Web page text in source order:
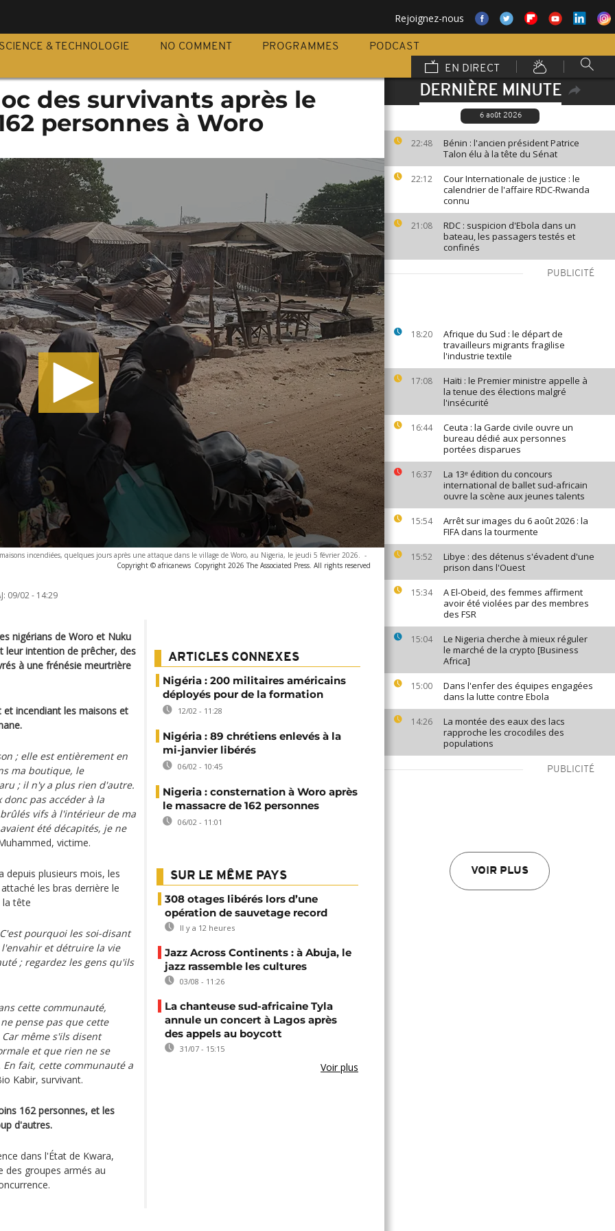
Rejoignez-nous
SCIENCE & TECHNOLOGIE NO COMMENT PROGRAMMES
PODCAST
EN DIRECT
DERNIÈRE MINUTE
6 août 2026
22:48
Bénin : l'ancien président Patrice
Talon élu à la tête du Sénat
22:12
Cour Internationale de justice : le
calendrier de l'affaire RDC-Rwanda
connu
21:08
RDC : suspicion d'Ebola dans un
bateau, les passagers testés et
confinés
PUBLICITÉ
18:20
Afrique du Sud : le départ de
travailleurs migrants fragilise
l'industrie textile
17:08
Haïti : le Premier ministre appelle à
la tenue des élections malgré
l'insécurité
16:44
Ceuta : la Garde civile ouvre un
bureau dédié aux personnes
portées disparues
16:37
La 13ᵉ édition du concours
international de ballet sud-africain
ouvre la scène aux jeunes talents
15:54
Arrêt sur images du 6 août 2026 : la
FIFA dans la tourmente
15:52
Libye : des détenus s'évadent d'une
prison dans l'Ouest
15:34
A El-Obeid, des femmes affirment
avoir été violées par des membres
des FSR
15:04
Le Nigeria cherche à mieux réguler
le marché de la crypto [Business
Africa]
15:00
Dans l'enfer des équipes engagées
dans la lutte contre Ebola
14:26
La montée des eaux des lacs
rapproche les crocodiles des
populations
PUBLICITÉ
VOIR PLUS
des survivants après le
personnes à Woro
incendiées, quelques jours après une attaque dans le village de Woro, au Nigeria, le jeudi 5 février 2026. -
Copyright © africanews Copyright 2026 The Associated Press. All rights reserved
09/02 - 14:29
nigérians de Woro et Nuku
leur intention de prêcher, des
à une frénésie meurtrière
incendiant les maisons et
; elle est entièrement en
ma boutique, le
; il n'y a plus rien d'autre.
pas accéder à la
vifs à l'intérieur de ma
été décapités, je ne
victime.
depuis plusieurs mois, les
les bras derrière le
la tête
pourquoi les soi-disant
et détruire la vie
; regardez les gens qu'ils
cette communauté,
pense pas que cette
même s'ils disent
et que rien ne se
fait, cette communauté a
Kabir, survivant.
162 personnes, et les
d'autres.
dans l'État de Kwara,
des groupes armés au
ARTICLES CONNEXES
Nigéria : 200 militaires américains
déployés pour de la formation
12/02 - 11:28
Nigéria : 89 chrétiens enlevés à la
mi-janvier libérés
06/02 - 10:45
Nigeria : consternation à Woro après
le massacre de 162 personnes
06/02 - 11:01
SUR LE MÊME PAYS
308 otages libérés lors d’une
opération de sauvetage record
Il y a 12 heures
Jazz Across Continents : à Abuja, le
jazz rassemble les cultures
03/08 - 11:26
La chanteuse sud-africaine Tyla
annule un concert à Lagos après
des appels au boycott
31/07 - 15:15
Voir plus